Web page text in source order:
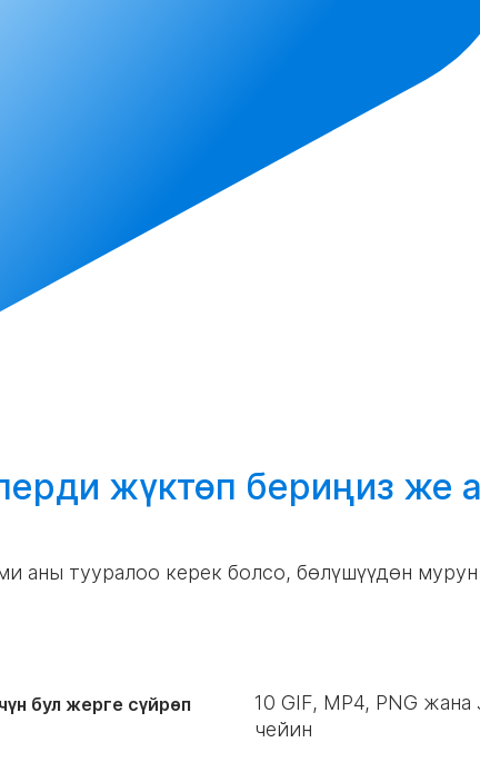
жүктөп бериңиз же
аны тууралоо керек болсо, бөлүшүүдөн
бул жерге сүйрөп
10 GIF, MP4, PNG жана
чейин